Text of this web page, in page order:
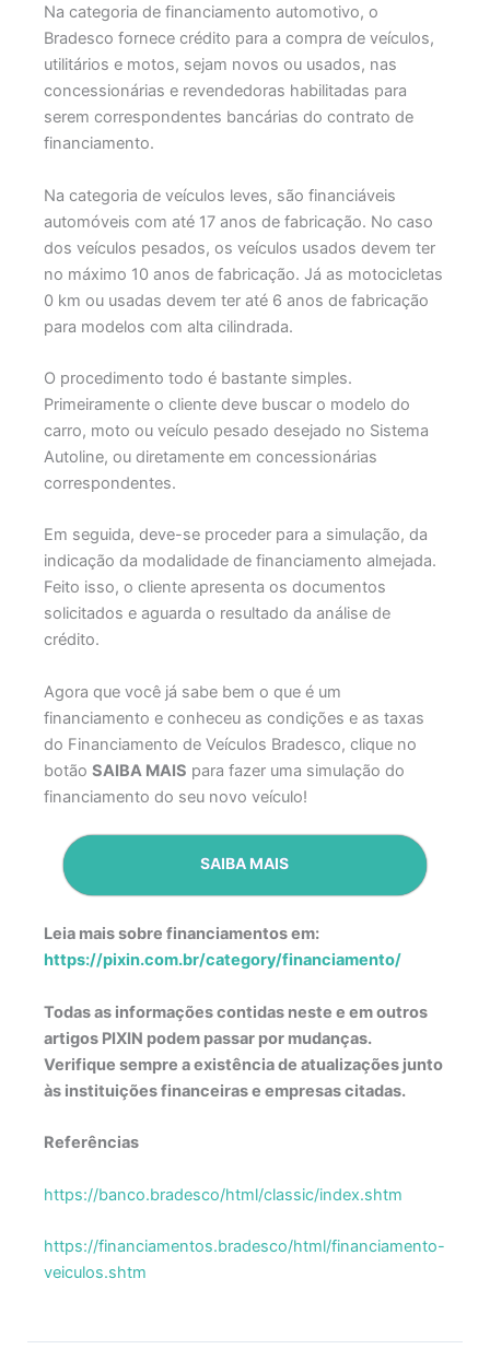
Na categoria de financiamento automotivo, o
Bradesco fornece crédito para a compra de veículos,
utilitários e motos, sejam novos ou usados, nas
concessionárias e revendedoras habilitadas para
serem correspondentes bancárias do contrato de
financiamento.
Na categoria de veículos leves, são financiáveis
automóveis com até 17 anos de fabricação. No caso
dos veículos pesados, os veículos usados devem ter
no máximo 10 anos de fabricação. Já as motocicletas
0 km ou usadas devem ter até 6 anos de fabricação
para modelos com alta cilindrada.
O procedimento todo é bastante simples.
Primeiramente o cliente deve buscar o modelo do
carro, moto ou veículo pesado desejado no Sistema
Autoline, ou diretamente em concessionárias
correspondentes.
Em seguida, deve-se proceder para a simulação, da
indicação da modalidade de financiamento almejada.
Feito isso, o cliente apresenta os documentos
solicitados e aguarda o resultado da análise de
crédito.
Agora que você já sabe bem o que é um
financiamento e conheceu as condições e as taxas
do Financiamento de Veículos Bradesco, clique no
botão SAIBA MAIS para fazer uma simulação do
financiamento do seu novo veículo!
SAIBA MAIS
Leia mais sobre financiamentos em:
https://pixin.com.br/category/financiamento/
Todas as informações contidas neste e em outros
artigos PIXIN podem passar por mudanças.
Verifique sempre a existência de atualizações junto
às instituições financeiras e empresas citadas.
Referências
https://banco.bradesco/html/classic/index.shtm
https://financiamentos.bradesco/html/financiamento-
veiculos.shtm